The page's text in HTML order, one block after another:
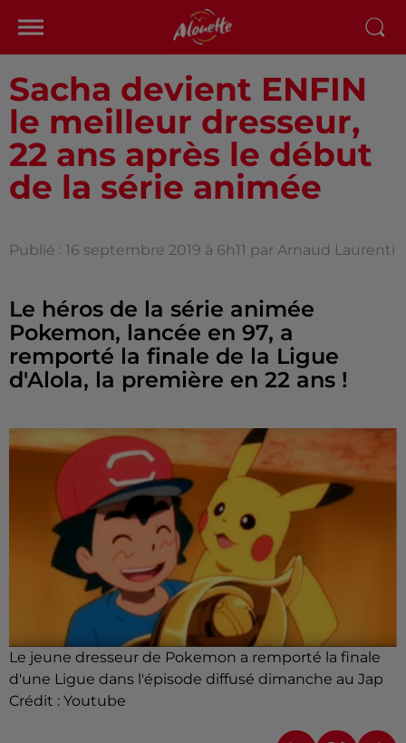
Sacha devient ENFIN
le meilleur dresseur,
22 ans après le début
de la série animée
Publié : 16 septembre 2019 à 6h11 par Arnaud Laurenti
Le héros de la série animée
Pokemon, lancée en 97, a
remporté la finale de la Ligue
d'Alola, la première en 22 ans !
Le jeune dresseur de Pokemon a remporté la finale
d'une Ligue dans l'épisode diffusé dimanche au Jap
Crédit : Youtube